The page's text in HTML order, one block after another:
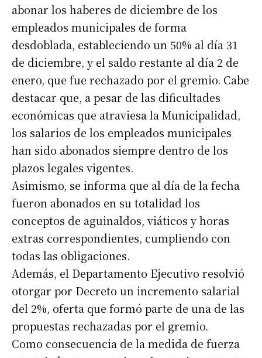
abonar los haberes de diciembre de los
empleados municipales de forma
desdoblada, estableciendo un 50% al día 31
de diciembre, y el saldo restante al día 2 de
enero, que fue rechazado por el gremio. Cabe
destacar que, a pesar de las dificultades
económicas que atraviesa la Municipalidad,
los salarios de los empleados municipales
han sido abonados siempre dentro de los
plazos legales vigentes.
Asimismo, se informa que al día de la fecha
fueron abonados en su totalidad los
conceptos de aguinaldos, viáticos y horas
extras correspondientes, cumpliendo con
todas las obligaciones.
Además, el Departamento Ejecutivo resolvió
otorgar por Decreto un incremento salarial
del 2%, oferta que formó parte de una de las
propuestas rechazadas por el gremio.
Como consecuencia de la medida de fuerza